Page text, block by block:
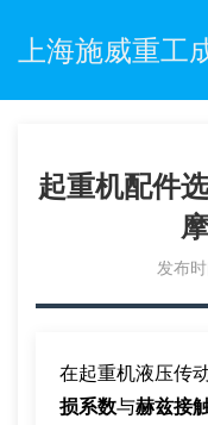
上海施威重工
起重机配件
发布
在起重机液压传
损系数与赫兹接